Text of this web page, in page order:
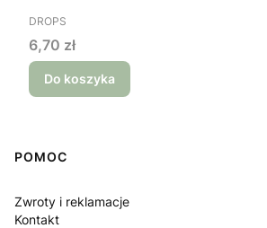
PRODUCENT
DROPS
Cena
6,70 zł
Do koszyka
Linki w stopce
POMOC
Zwroty i reklamacje
Kontakt